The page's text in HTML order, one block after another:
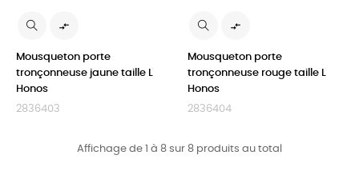

Mousqueton porte
tronçonneuse jaune taille L
Honos
2836403

Mousqueton porte
tronçonneuse rouge taille L
Honos
2836404
Affichage de 1 à 8 sur 8 produits au total